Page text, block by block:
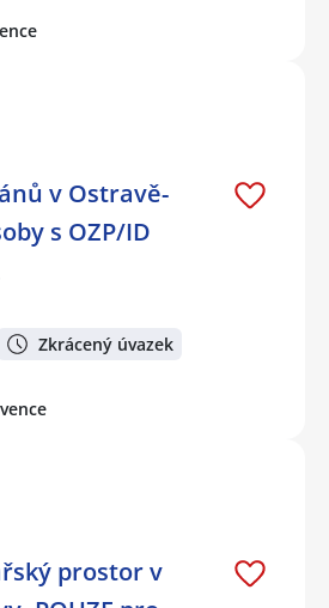
v Ostravě-
s OZP/ID
Zkrácený úvazek
prostor v